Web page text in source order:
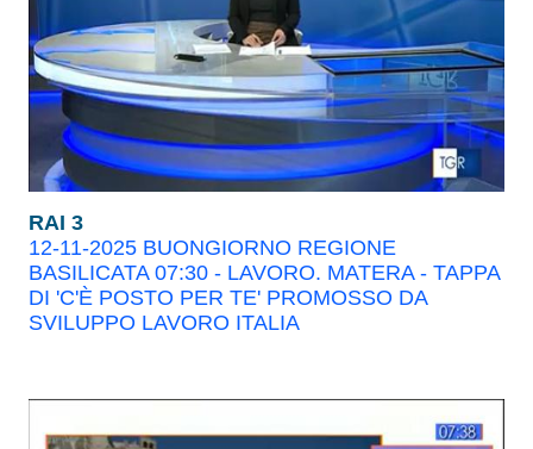
RAI 3
12-11-2025 BUONGIORNO REGIONE
BASILICATA 07:30 - LAVORO. MATERA - TAPPA
DI 'C'È POSTO PER TE' PROMOSSO DA
SVILUPPO LAVORO ITALIA